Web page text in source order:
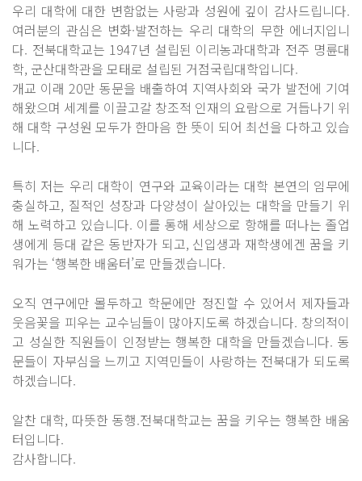
우리 대학에 대한 변함없는 사랑과 성원에 깊이 감사드립니다.
여러분의 관심은 변화·발전하는 우리 대학의 무한 에너지입니
다. 전북대학교는 1947년 설립된 이리농과대학과 전주 명륜대
학, 군산대학관을 모태로 설립된 거점국립대학입니다.
개교 이래 20만 동문을 배출하여 지역사회와 국가 발전에 기여
해왔으며 세계를 이끌고갈 창조적 인재의 요람으로 거듭나기 위
해 대학 구성원 모두가 한마음 한 뜻이 되어 최선을 다하고 있습
니다.
특히 저는 우리 대학이 연구와 교육이라는 대학 본연의 임무에
충실하고, 질적인 성장과 다양성이 살아있는 대학을 만들기 위
해 노력하고 있습니다. 이를 통해 세상으로 항해를 떠나는 졸업
생에게 등대 같은 동반자가 되고, 신입생과 재학생에겐 꿈을 키
워가는 ‘행복한 배움터’로 만들겠습니다.
오직 연구에만 몰두하고 학문에만 정진할 수 있어서 제자들과
웃음꽃을 피우는 교수님들이 많아지도록 하겠습니다. 창의적이
고 성실한 직원들이 인정받는 행복한 대학을 만들겠습니다. 동
문들이 자부심을 느끼고 지역민들이 사랑하는 전북대가 되도록
하겠습니다.
알찬 대학, 따뜻한 동행.전북대학교는 꿈을 키우는 행복한 배움
터입니다.
감사합니다.